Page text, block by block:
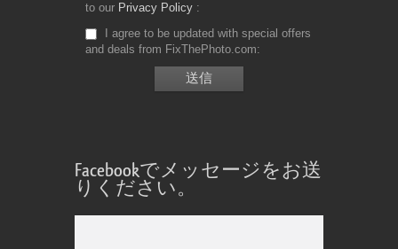
to our Privacy Policy
I agree to be updated with special offers
and deals from FixThePhoto.com
Facebookでメッセージをお送
りください。